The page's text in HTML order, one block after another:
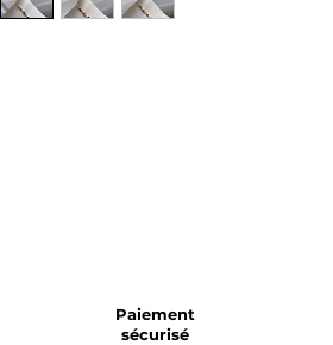
Paiement
sécurisé